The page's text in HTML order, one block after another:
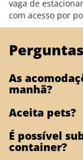
vaga de
com acesso por
As
manhã?
Aceita pets?
É possível
container?